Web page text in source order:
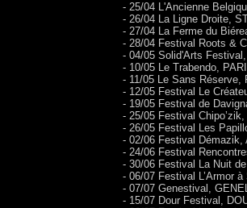
- 25/04 L'Ancienne
- 26/04 La Ligne Droite,
- 27/04 La Ferme du
- 28/04 Festival Roots &
- 04/05 Solid'Arts
- 10/05 Le Trabendo,
- 11/05 Le Sans Réserve,
- 12/05 Festival Le
- 19/05 Festival de
- 25/05 Festival
- 26/05 Festival Les
- 02/06 Festival Démazik,
- 24/06 Festival
- 30/06 Festival La Nuit
- 06/07 Festival L’Armor
- 07/07 Genestival,
- 15/07 Dour Festival,